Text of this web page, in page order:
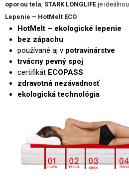
oporou tela, STARK LONGLIFEje
Lepenie – HotMelt ECO
HotMelt – ekologické lepenie
bez zápachu
používané aj v potravinárstve
trvácny pevný spoj
certifikát ECOPASS
zdravotná nezávadnosť
ekologická technológia